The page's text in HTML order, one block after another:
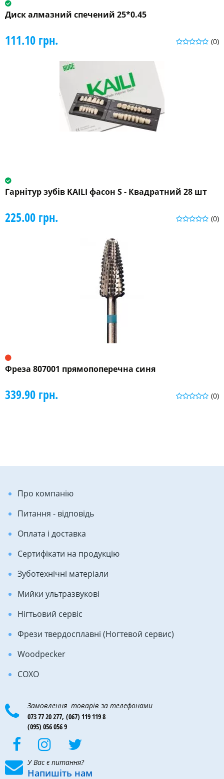
Диск алмазний спечений 25*0.45
(0)
111.10 грн.
Гарнітур зубів KAILI фасон S - Квадратний 28 шт
(0)
225.00 грн.
Фреза 807001 прямопоперечна синя
(0)
339.90 грн.
Про компанію
Питання - відповідь
Оплата і доставка
Сертифікати на продукцію
Зуботехнічні матеріали
Мийки ультразвукові
Нігтьовий сервіс
Фрези твердосплавні (Ногтевой сервис)
Woodpecker
COXO
Замовлення товарів за телефонами
073 77 20 277, (067) 119 119 8
(095) 056 056 9
У Вас є питання?
Напишіть нам